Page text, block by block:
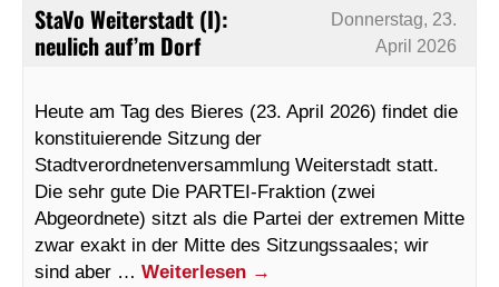
StaVo Weiterstadt (I):
neulich auf’m Dorf
Donnerstag, 23.
April 2026
Heute am Tag des Bieres (23. April 2026) findet die
konstituierende Sitzung der
Stadtverordnetenversammlung Weiterstadt statt.
Die sehr gute Die PARTEI-Fraktion (zwei
Abgeordnete) sitzt als die Partei der extremen Mitte
zwar exakt in der Mitte des Sitzungssaales; wir
sind aber … Weiterlesen →